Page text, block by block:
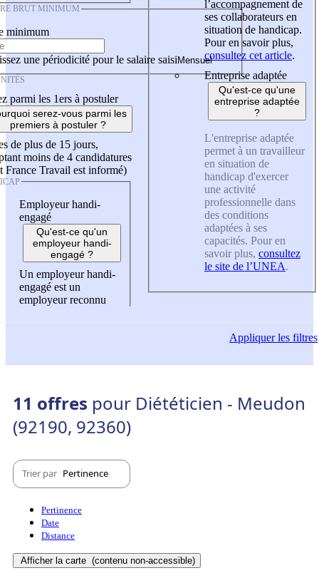
BRUT MINIMUM
minimum
une périodicité pour le salaire saisi
parmi les 1ers à postuler
serez-vous parmi les
premiers à postuler ?
de plus de 15 jours,
moins de 4 candidatures
France Travail est informé)
Employeur handi-
engagé
Qu'est-ce qu'un
employeur handi-
engagé ?
Un employeur handi-
engagé est un
employeur reconnu
l’accompagnement de
ses collaborateurs en
situation de handicap.
Pour en savoir plus,
consultez cet article.
Entreprise adaptée
Qu'est-ce qu'une
entreprise adaptée
?
L'entreprise adaptée
permet à un travailleur
en situation de
handicap d'exercer
une activité
professionnelle dans
des conditions
adaptées à ses
capacités. Pour en
savoir plus, consultez
le site de l’UNEA.
Appliquerles filtres
11 offres pour Diététicien - Meudon
(92190, 92360)
Trier par Pertinence
Pertinence
Date
Distance
Afficher la carte (contenu non-accessible)